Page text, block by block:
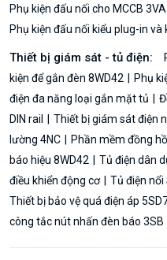
Phụ kiện đấu nối cho MCCB 3VA
Phụ kiện đấu nối kiểu plug-in và
Thiết bị giám sát - tủ điện:
kiện để gắn đèn 8WD42
Phụ
điện đa năng loại gắn mặt tủ
DIN rail
Thiết bị giám sát điện
lường 4NC
Phần mềm đồng
báo hiệu 8WD42
Tủ điện dân
điều khiển động cơ
Tủ điện nổi
Thiết bị bảo vệ quá điện áp
công tắc nút nhấn đèn báo 3SB